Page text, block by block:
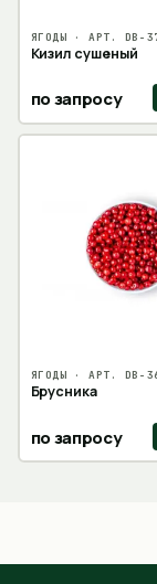
ЯГОДЫ · АРТ. DB-
Кизил сушеный
по запросу
ЯГОДЫ · АРТ. DB-
Брусника
по запросу